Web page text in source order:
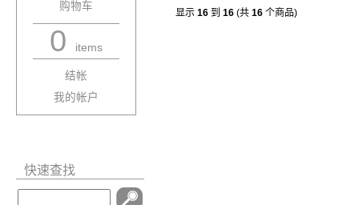
购物车
0 items
结帐
我的帐户
快速查找
显示 16 到 16 (共 16 个商品)